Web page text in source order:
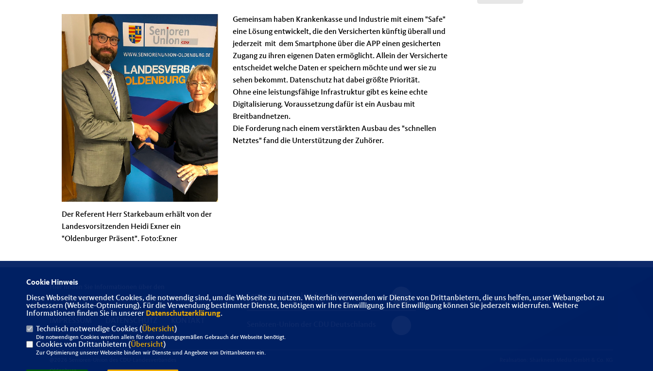
Der Referent Herr Starkebaum erhält von der
Landesvorsitzenden Heidi Exner ein
"Oldenburger Präsent". Foto:Exner
Gemeinsam haben Krankenkasse und Industrie mit einem "Safe"
eine Lösung entwickelt, die den Versicherten künftig überall und
jederzeit mit dem Smartphone über die APP einen gesicherten
Zugang zu ihren eigenen Daten ermöglicht. Allein der Versicherte
entscheidet welche Daten er speichern möchte und wer sie zu
sehen bekommt. Datenschutz hat dabei größte Priorität.
Ohne eine leistungsfähige Infrastruktur gibt es keine echte
Digitalisierung. Voraussetzung dafür ist ein Ausbau mit
Breitbandnetzen.
Die Forderung nach einem verstärkten Ausbau des "schnellen
Netztes" fand die Unterstützung der Zuhörer.
Landesverband der Senioren-Union Oldenburg
Senioren-Union Landesverband
Niedersachsen
Cookie Hinweis
Diese Webseite verwendet Cookies, die notwendig sind, um die Webseite zu nutzen. Weiterhin verwenden wir Dienste von Drittanbietern, die uns helfen, unser Webangebot zu
verbessern (Website-Optmierung). Für die Verwendung bestimmter Dienste, benötigen wir Ihre Einwilligung. Ihre Einwilligung können Sie jederzeit widerrufen. Weitere
Informationen finden Sie in unserer Datenschutzerklärung.
Technisch notwendige Cookies (Übersicht)
Die notwendigen Cookies werden allein für den ordnungsgemäßen Gebrauch der Webseite benötigt.
Cookies von Drittanbietern (Übersicht)
Zur Optimierung unserer Webseite binden wir Dienste und Angebote von Drittanbietern ein.